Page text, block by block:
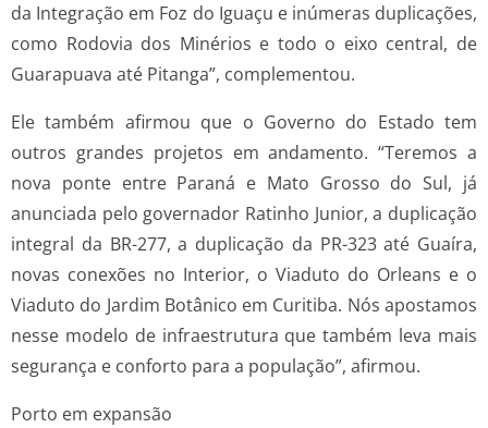
da Integração em Foz do Iguaçu e inúmeras duplicações,
como Rodovia dos Minérios e todo o eixo central, de
Guarapuava até Pitanga”, complementou.
Ele também afirmou que o Governo do Estado tem
outros grandes projetos em andamento. “Teremos a
nova ponte entre Paraná e Mato Grosso do Sul, já
anunciada pelo governador Ratinho Junior, a duplicação
integral da BR-277, a duplicação da PR-323 até Guaíra,
novas conexões no Interior, o Viaduto do Orleans e o
Viaduto do Jardim Botânico em Curitiba. Nós apostamos
nesse modelo de infraestrutura que também leva mais
segurança e conforto para a população”, afirmou.
Porto em expansão